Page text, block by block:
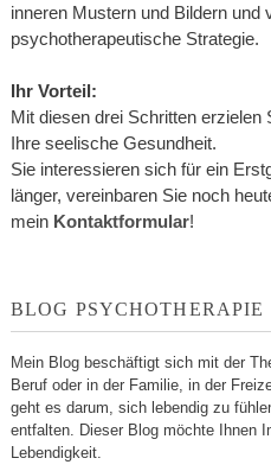
inneren Mustern und Bildern und
psychotherapeutische Strategie.
Ihr Vorteil:
Mit diesen drei Schritten erzielen
Ihre seelische Gesundheit.
Sie interessieren sich für ein
länger, vereinbaren Sie noch
mein Kontaktformular!
BLOG PSYCHOTHERAPIE
Mein Blog beschäftigt sich mit der
Beruf oder in der Familie, in der
geht es darum, sich lebendig zu
entfalten. Dieser Blog möchte Ihnen
Lebendigkeit.